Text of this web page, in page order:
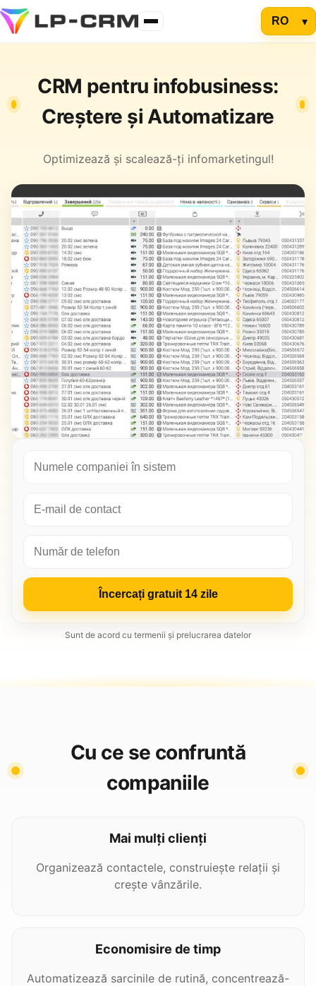
CRM pentru infobusiness:
Creștere și Automatizare
Optimizează și scalează-ți infomarketingul!
Încercați gratuit 14 zile
Sunt de acord cu termenii și prelucrarea datelor
Cu ce se confruntă
companiile
Mai mulți clienți
Organizează contactele, construiește relații și
crește vânzările.
Economisire de timp
Automatizează sarcinile de rutină, concentrează-